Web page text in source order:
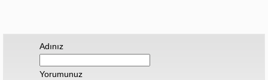
Adınız
Yorumunuz